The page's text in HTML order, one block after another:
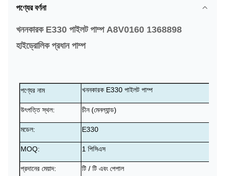
পণ্যের বর্ণনা
খননকারক E330 পাইলট পাম্প A8V0160 1368898
হাইড্রোলিক প্রধান পাম্প
পণ্যের নাম খননকারক E330 পাইলট পাম্প
উৎপত্তি স্থল: চীন (মেনল্যান্ড)
মডেল: E330
MOQ: 1 পিসিএস
প্রদানের মেয়াদ: টি / টি এবং পেপাল